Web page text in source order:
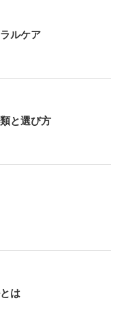
ルケア
と選び方
は